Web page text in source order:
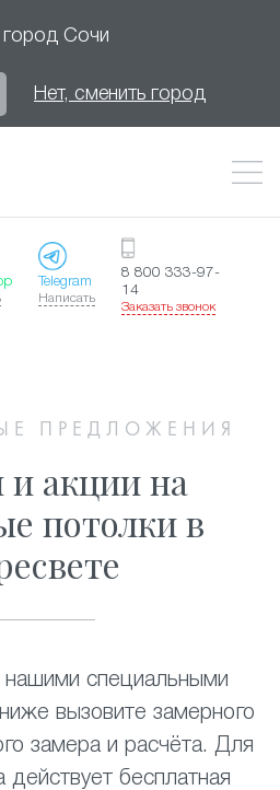
Сочи
Нет, сменить город
Telegram
Написать
8 800 333-97-
14
Заказать звонок
ПРЕДЛОЖЕНИЯ
и акции на
потолки в
нашими специальными
вызовите замерного
замера и расчёта. Для
действует бесплатная